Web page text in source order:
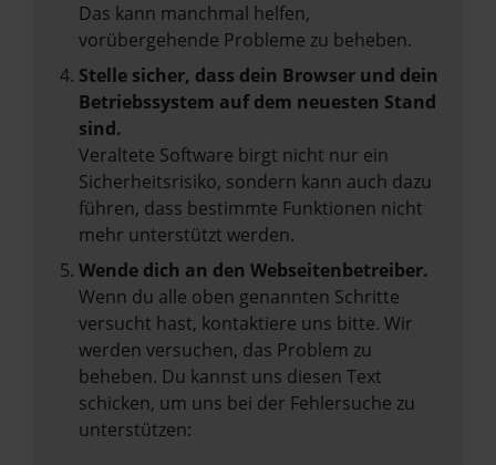
Das kann manchmal helfen,
vorübergehende Probleme zu beheben.
Stelle sicher, dass dein Browser und dein
Betriebssystem auf dem neuesten Stand
sind.
Veraltete Software birgt nicht nur ein
Sicherheitsrisiko, sondern kann auch dazu
führen, dass bestimmte Funktionen nicht
mehr unterstützt werden.
Wende dich an den Webseitenbetreiber.
Wenn du alle oben genannten Schritte
versucht hast, kontaktiere uns bitte. Wir
werden versuchen, das Problem zu
beheben. Du kannst uns diesen Text
schicken, um uns bei der Fehlersuche zu
unterstützen: